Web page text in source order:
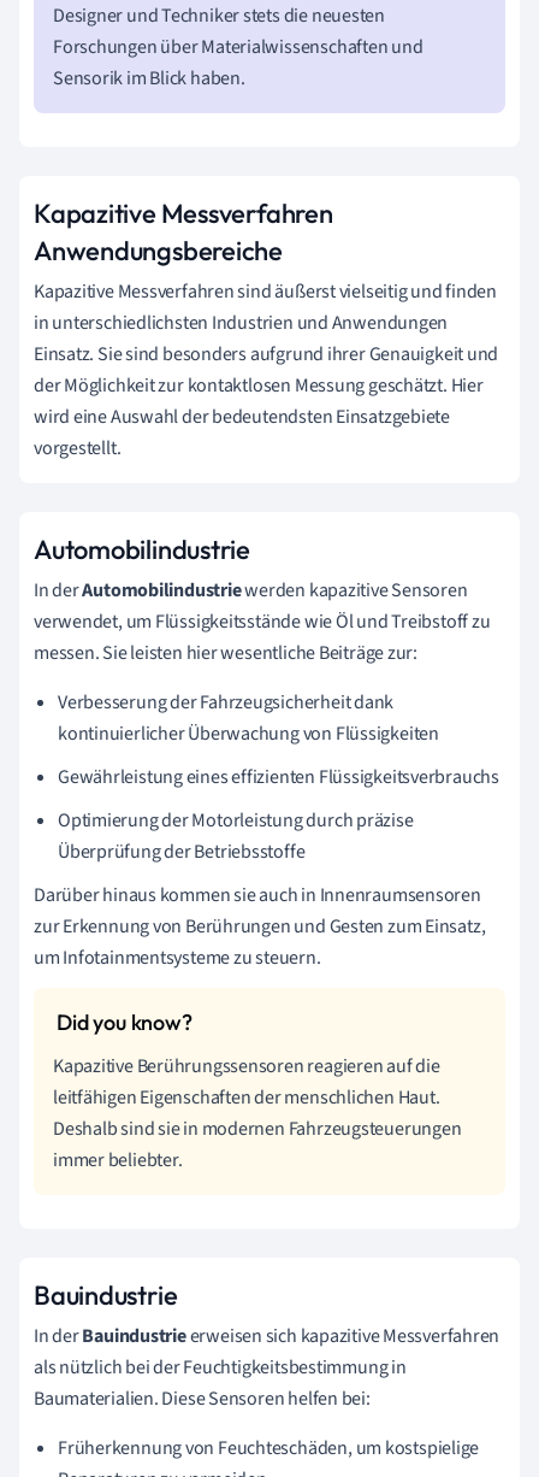
Designer und Techniker stets die neuesten
Forschungen über Materialwissenschaften und
Sensorik im Blick haben.
Kapazitive Messverfahren
Anwendungsbereiche
Kapazitive Messverfahren sind äußerst vielseitig und finden
in unterschiedlichsten Industrien und Anwendungen
Einsatz. Sie sind besonders aufgrund ihrer Genauigkeit und
der Möglichkeit zur kontaktlosen Messung geschätzt. Hier
wird eine Auswahl der bedeutendsten Einsatzgebiete
vorgestellt.
Automobilindustrie
In derAutomobilindustriewerden kapazitive Sensoren
verwendet, um Flüssigkeitsstände wie Öl und Treibstoff zu
messen. Sie leisten hier wesentliche Beiträge zur:
Verbesserung der Fahrzeugsicherheit dank
kontinuierlicher Überwachung von Flüssigkeiten
Gewährleistung eines effizienten Flüssigkeitsverbrauchs
Optimierung der Motorleistung durch präzise
Überprüfung der Betriebsstoffe
Darüber hinaus kommen sie auch in Innenraumsensoren
zur Erkennung von Berührungen und Gesten zum Einsatz,
um Infotainmentsysteme zu steuern.
Kapazitive Berührungssensoren reagieren auf die
leitfähigen Eigenschaften der menschlichen Haut.
Deshalb sind sie in modernen Fahrzeugsteuerungen
immer beliebter.
Bauindustrie
In derBauindustrieerweisen sich kapazitive Messverfahren
als nützlich bei der Feuchtigkeitsbestimmung in
Baumaterialien. Diese Sensoren helfen bei:
Früherkennung von Feuchteschäden, um kostspielige